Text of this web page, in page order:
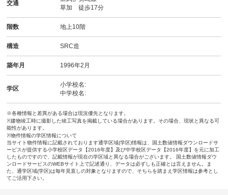
交通
草加 徒歩17分
階数 地上10階
構造 SRC造
築年月 1996年2月
学区
小学校名:
中学校名:
※各種情報と差異がある場合は現況優先となります。
※建物竣工時に撮影した竣工写真を掲載している場合があります。その場合、現状と異なる可
能性があります。
※物件情報の学区情報について
当サイト物件情報に記載されております通学区域(学区)情報は、国土数値情報ダウンロードサ
ービスが提供する小学校区データ【2016年度】及び中学校区データ【2016年度】を元に加工
したものですので、記載情報が現在の学区域と異なる場合がございます。 国土数値情報ダウ
ンロードサービスのWEBサイト上で記述通り、データは必ずしも正確とは言えません。ま
た、通学区域(学区)は毎年見直しの対象となりますので、そちらを踏まえ学区情報は参考とし
てご活用下さい。